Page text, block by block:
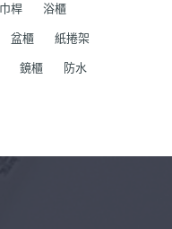
桿 浴櫃
盆櫃 紙捲架
鏡櫃 防水